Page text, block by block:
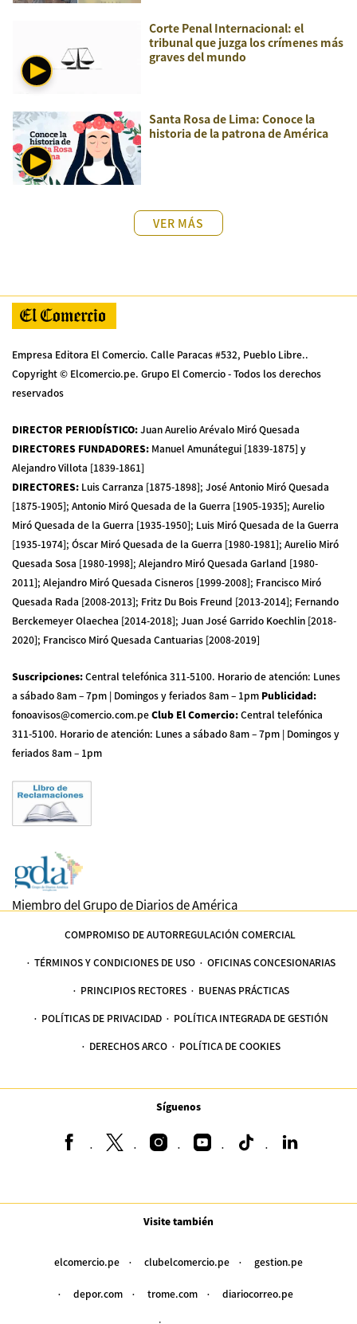
Corte Penal Internacional: el
tribunal que juzga los crímenes más
graves del mundo
Santa Rosa de Lima: Conoce la
historia de la patrona de América
VER MÁS
Empresa Editora El Comercio. Calle Paracas #532, Pueblo Libre..
Copyright © Elcomercio.pe. Grupo El Comercio - Todos los derechos
reservados
DIRECTOR PERIODÍSTICO:Juan Aurelio Arévalo Miró Quesada
DIRECTORES FUNDADORES: Manuel Amunátegui [1839-1875] y
Alejandro Villota [1839-1861]
DIRECTORES: Luis Carranza [1875-1898]; José Antonio Miró Quesada
[1875-1905]; Antonio Miró Quesada de la Guerra [1905-1935]; Aurelio
Miró Quesada de la Guerra [1935-1950]; Luis Miró Quesada de la Guerra
[1935-1974]; Óscar Miró Quesada de la Guerra [1980-1981]; Aurelio Miró
Quesada Sosa [1980-1998]; Alejandro Miró Quesada Garland [1980-
2011]; Alejandro Miró Quesada Cisneros [1999-2008]; Francisco Miró
Quesada Rada [2008-2013]; Fritz Du Bois Freund [2013-2014]; Fernando
Berckemeyer Olaechea [2014-2018]; Juan José Garrido Koechlin [2018-
2020]; Francisco Miró Quesada Cantuarias [2008-2019]
Suscripciones:Central telefónica 311-5100. Horario de atención: Lunes
a sábado 8am – 7pm | Domingos y feriados 8am – 1pm Publicidad:
fonoavisos@comercio.com.peClub El Comercio:Central telefónica
311-5100. Horario de atención: Lunes a sábado 8am – 7pm | Domingos y
feriados 8am – 1pm
Miembro del Grupo de Diarios de América
COMPROMISO DE AUTORREGULACIÓN COMERCIAL
TÉRMINOS Y CONDICIONES DE USO OFICINAS CONCESIONARIAS
PRINCIPIOS RECTORES BUENAS PRÁCTICAS
POLÍTICAS DE PRIVACIDAD POLÍTICA INTEGRADA DE GESTIÓN
DERECHOS ARCO POLÍTICA DE COOKIES
Síguenos
Visite también
elcomercio.pe clubelcomercio.pe gestion.pe
depor.com trome.com diariocorreo.pe